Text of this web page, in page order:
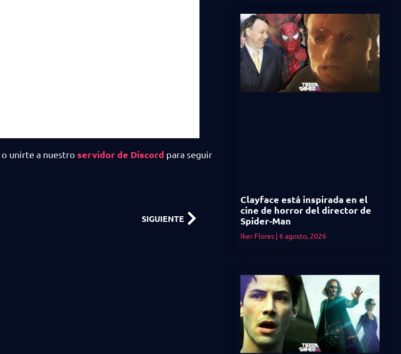
o unirte a nuestro servidor de Discord para seguir
SIGUIENTE
Clayface está inspirada en el
cine de horror del director de
Spider-Man
Iker Flores 6 agosto, 2026